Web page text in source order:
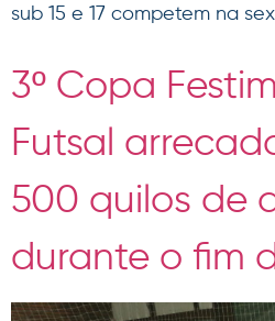
sub 15 e 17 competem na
3º Copa
Futsal
500 quilos de
durante o fim